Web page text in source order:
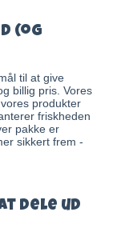
(og
til at give
billig pris. Vores
produkter
friskheden
pakke er
sikkert frem -
dele ud